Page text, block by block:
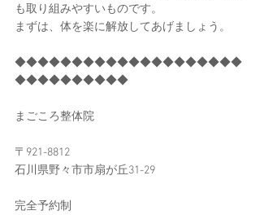
も取り組みやすいものです。
まずは、体を楽に解放してあげましょう。
◆◆◆◆◆◆◆◆◆◆◆◆◆◆◆◆◆◆◆◆
◆◆◆◆◆◆◆◆◆◆
まごころ整体院
〒921-8812
石川県野々市市扇が丘31-29
完全予約制